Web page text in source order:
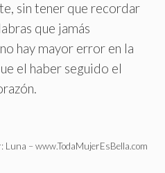
sin tener que recordar
que jamás
hay mayor error en la
el haber seguido el
– www.TodaMujerEsBella.com